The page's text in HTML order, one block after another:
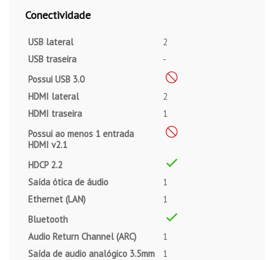
Conectividade
USB lateral
2
USB traseira
-
Possui USB 3.0
HDMI lateral
2
HDMI traseira
1
Possui ao menos 1 entrada
HDMI v2.1
HDCP 2.2
Saída ótica de áudio
1
Ethernet (LAN)
1
Bluetooth
Audio Return Channel (ARC)
1
Saída de audio analógico 3.5mm
1